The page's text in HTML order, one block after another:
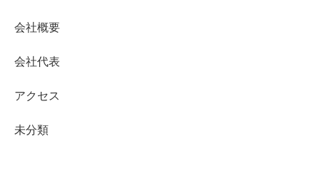
会社概要
会社代表
アクセス
未分類